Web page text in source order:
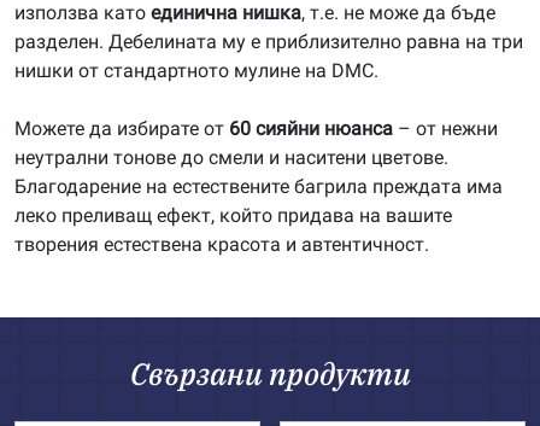
използва като единична нишка, т.е. не може да бъде
разделен. Дебелината му е приблизително равна на три
нишки от стандартното мулине на DMC.
Можете да избирате от 60 сияйни нюанса – от нежни
неутрални тонове до смели и наситени цветове.
Благодарение на естествените багрила преждата има
леко преливащ ефект, който придава на вашите
творения естествена красота и автентичност.
Свързани продукти